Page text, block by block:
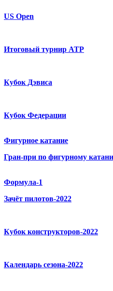
US Open
Итоговый турнир ATP
Кубок Дэвиса
Кубок Федерации
Фигурное катание
Гран-при по фигурному
Формула-1
Зачёт пилотов-2022
Кубок конструкторов-2022
Календарь сезона-2022